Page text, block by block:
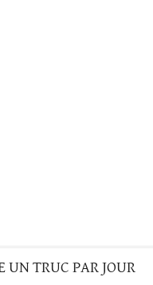
UN TRUC PAR JOUR